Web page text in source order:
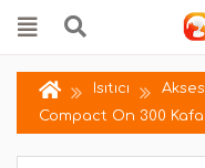
Isıtıcı
Compact On 300 Kafa